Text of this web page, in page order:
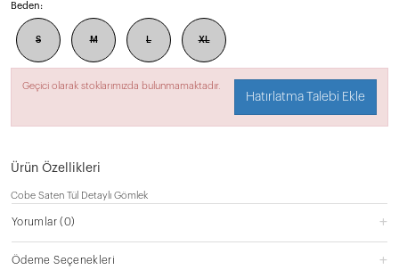
Beden:
S M L XL
Geçici olarak stoklarımızda bulunmamaktadır.
Hatırlatma Talebi Ekle
Ürün Özellikleri
Cobe Saten Tül Detaylı Gömlek
Yorumlar(0)
Ödeme Seçenekleri